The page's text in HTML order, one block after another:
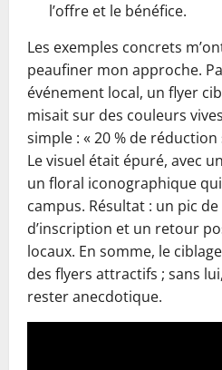
l’offre et le bénéfice.
Les exemples concrets
peaufiner mon approche.
événement local, un flyer
misait sur des couleurs
simple : « 20 % de
Le visuel était épuré, avec
un floral iconographique
campus. Résultat : un pic
d’inscription et un retour
locaux. En somme, le
des flyers attractifs ; sans
rester anecdotique.